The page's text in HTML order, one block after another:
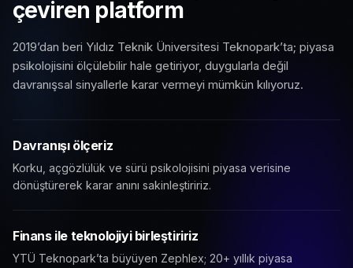
çeviren platform
2019’dan beri Yıldız Teknik Üniversitesi Teknopark’ta; piyasa
psikolojisini ölçülebilir hale getiriyor, duygularla değil
davranışsal sinyallerle karar vermeyi mümkün kılıyoruz.
Davranışı ölçeriz
Korku, açgözlülük ve sürü psikolojisini piyasa verisine
dönüştürerek karar anını sakinleştiririz.
Finans ile teknolojiyi birleştiririz
YTÜ Teknopark’ta büyüyen Zephlex; 20+ yıllık piyasa